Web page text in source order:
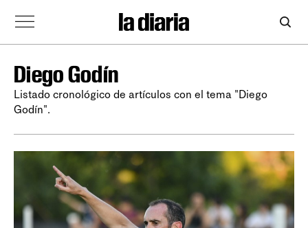
Diego Godín
Listado cronológico de artículos con el tema "Diego
Godín".